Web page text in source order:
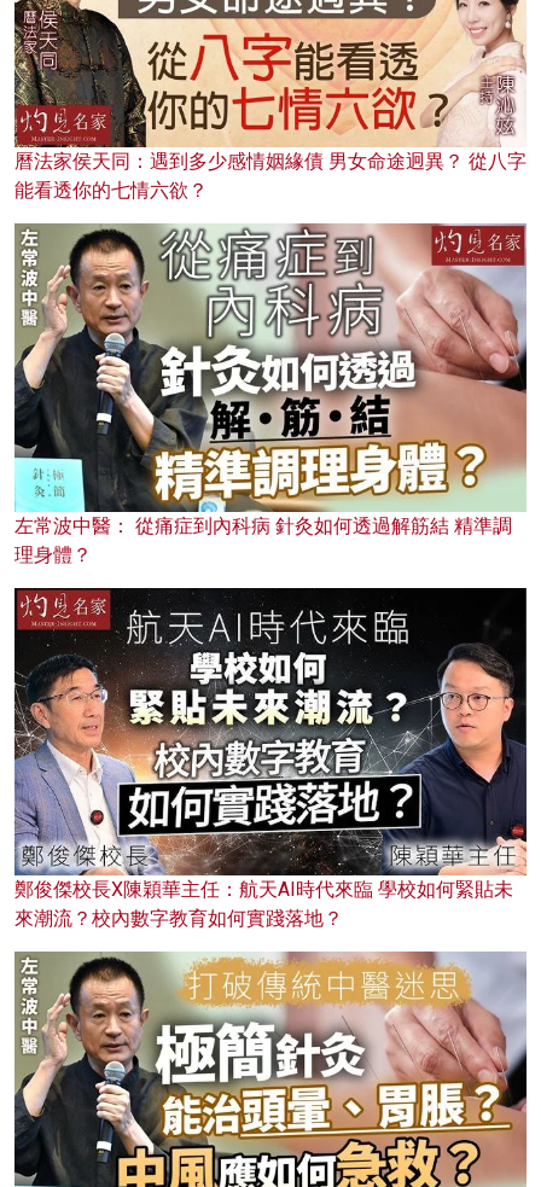
曆法家侯天同：遇到多少感情姻緣債 男女命途迥異？ 從八字
能看透你的七情六欲？
左常波中醫： 從痛症到內科病 針灸如何透過解筋結 精準調
理身體？
鄭俊傑校長X陳穎華主任：航天AI時代來臨 學校如何緊貼未
來潮流？校內數字教育如何實踐落地？